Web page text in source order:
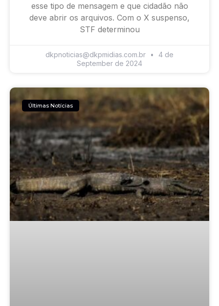
esse tipo de mensagem e que cidadão não
deve abrir os arquivos. Com o X suspenso,
STF determinou
dkpnoticias@dkpmidias.com.br
4 de
September de 2024
Últimas Notícias